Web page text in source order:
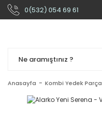
0(532) 054 69 61
Anasayfa Kombi Yedek Parça